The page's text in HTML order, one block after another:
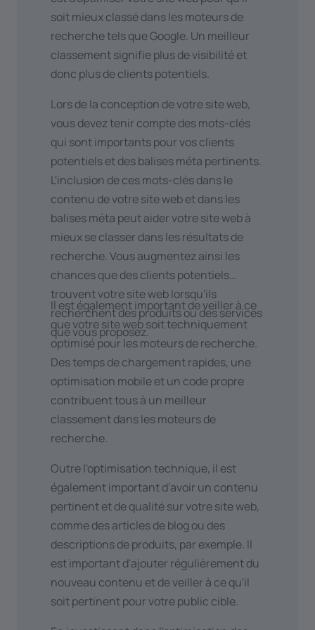
soit mieux classé dans les moteurs de
recherche tels que Google. Un meilleur
classement signifie plus de visibilité et
donc plus de clients potentiels.
Lors de la conception de votre site web,
vous devez tenir compte des mots-clés
qui sont importants pour vos clients
potentiels et des balises méta pertinents.
L'inclusion de ces mots-clés dans le
contenu de votre site web et dans les
balises méta peut aider votre site web à
mieux se classer dans les résultats de
recherche. Vous augmentez ainsi les
chances que des clients potentiels
trouvent votre site web lorsqu'ils
recherchent des produits ou des services
que vous proposez.
Il est également important de veiller à ce
que votre site web soit techniquement
optimisé pour les moteurs de recherche.
Des temps de chargement rapides, une
optimisation mobile et un code propre
contribuent tous à un meilleur
classement dans les moteurs de
recherche.
Outre l'optimisation technique, il est
également important d'avoir un contenu
pertinent et de qualité sur votre site web,
comme des articles de blog ou des
descriptions de produits, par exemple. Il
est important d'ajouter régulièrement du
nouveau contenu et de veiller à ce qu'il
soit pertinent pour votre public cible.
blog.
Référencement local : pour les
entreprises locales, il est important
d'optimiser votre site web pour les
Google My Business et veillez à ce
que les informations relatives à votre
entreprise soient répertoriées de
manière cohérente et précise. Nous
avons également rédigé unarticle de
blog intéressantà ce sujet.
Création de contenu: proposez à
vos visiteurs un contenu de valeur,
pertinent et actualisé. Cela permet
non seulement d'attirer plus de
trafic, mais aussi d'inciter d'autres
sites web à créer des liens vers vous.
Besoin de plus d'informations ?
N'hésitez pas à
Convivialité: un site web convivial
avec une navigation claire et une
bonne structure de liens internes
aide les moteurs de recherche à
Suivi et analyse: utilisez des outils
tels que Google Analytics pour suivre
le trafic sur votre site web, mesurer
les conversions et comprendre
comment les visiteurs interagissent
avec votre site. Ajustez votre
stratégie en fonction des données
recueillies.
souhaitez lier un formulaire
d'inscription à votre site web ? En
utilisant des plateformes telles que
Mailchimpet Flexmail, nous pouvons
lier les inscriptions à votre newsletter
à votre site web.
Vous travaillez avec unsystème de
réservationou vous commandez des
chèques-cadeaux par l'intermédiaire
d'un système tel queResengo
Tablebooker? Ces plateformes
offrent plusieurs façons de relier le
module de réservation à votre site
web. En l'intégrant au site web, vous
vous assurez que les visiteurs
peuvent trouver toutes les
informations en un seul endroit, ce
qui les incite davantage à
entreprendre une action (par
exemple, faire une réservation).
Vous souhaitez intégrer des vidéos
deYouTubeouVimeosur votre site
web ? Vous créez des podcasts via
Spotify
que les visiteurs puissent les écouter
directement sur le site web ? C'est
également possible.
Utilisez-vous
Whise
pour vos biens
immobiliers, avez-vous un
CRM
comme Teamleader
ou utilisez-vous
CV Warehouse pour vos offres
d'emploi ? Nous nous ferons un plaisir
discuter avec vous